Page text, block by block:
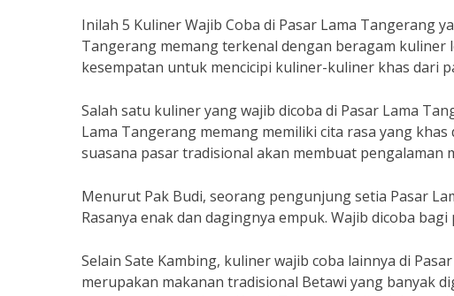
Inilah 5 Kuliner Wajib Coba di Pasar Lama Tangerang
Tangerang memang terkenal dengan beragam kuliner
kesempatan untuk mencicipi kuliner-kuliner khas dari
Salah satu kuliner yang wajib dicoba di Pasar Lama
Lama Tangerang memang memiliki cita rasa yang
suasana pasar tradisional akan membuat pengalaman
Menurut Pak Budi, seorang pengunjung setia Pasar
Rasanya enak dan dagingnya empuk. Wajib dicoba bagi
Selain Sate Kambing, kuliner wajib coba lainnya di
merupakan makanan tradisional Betawi yang banyak